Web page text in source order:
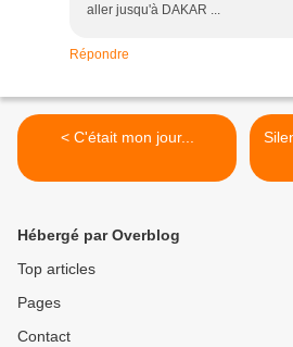
aller jusqu'à DAKAR ...
Répondre
< C'était mon jour...
Hébergé par Overblog
Top articles
Pages
Contact